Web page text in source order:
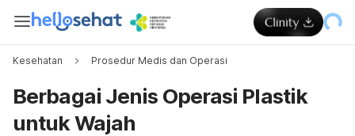
Kesehatan Prosedur Medis dan Operasi
Berbagai Jenis Operasi Plastik
untuk Wajah